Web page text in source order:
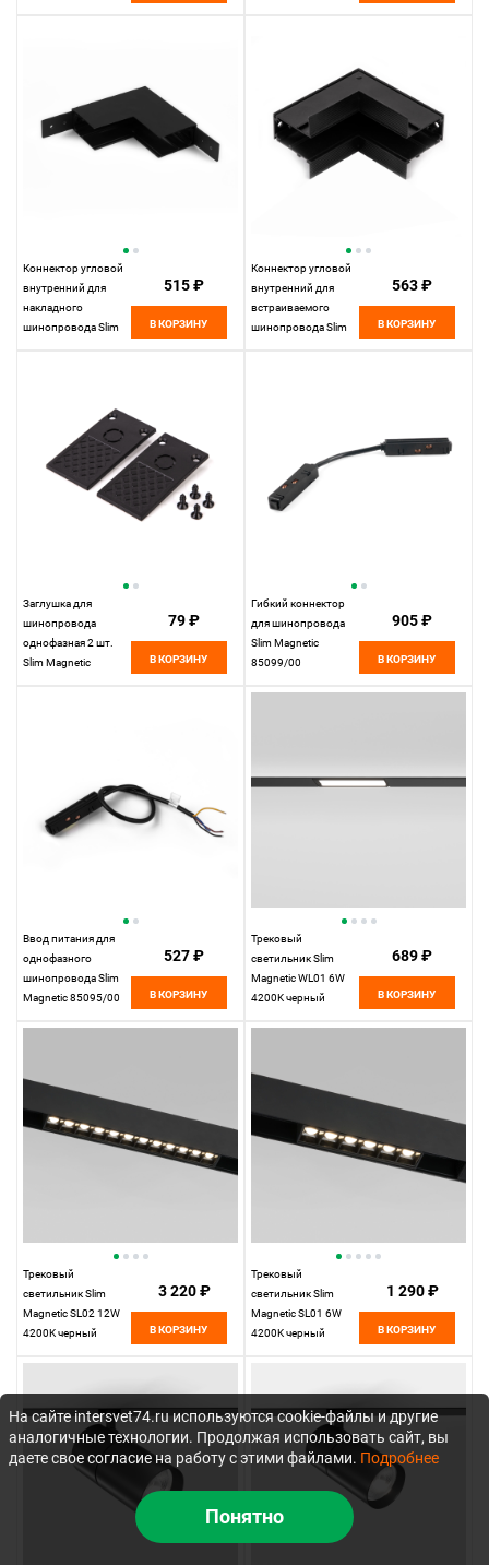
Коннектор угловой
внутренний для
накладного
шинопровода Slim
515 ₽
В КОРЗИНУ
Коннектор угловой
внутренний для
встраиваемого
шинопровода Slim
563 ₽
В КОРЗИНУ
Заглушка для
шинопровода
однофазная 2 шт.
Slim Magnetic
79 ₽
В КОРЗИНУ
Гибкий коннектор
для шинопровода
Slim Magnetic
85099/00
905 ₽
В КОРЗИНУ
Ввод питания для
однофазного
шинопровода Slim
Magnetic 85095/00
527 ₽
В КОРЗИНУ
Трековый
светильник Slim
Magnetic WL01 6W
4200K черный
689 ₽
В КОРЗИНУ
Трековый
светильник Slim
Magnetic SL02 12W
4200K черный
3 220 ₽
В КОРЗИНУ
Трековый
светильник Slim
Magnetic SL01 6W
4200K черный
1 290 ₽
В КОРЗИНУ
На сайте intersvet74.ru используются cookie-файлы и другие
аналогичные технологии. Продолжая использовать сайт, вы
даете свое согласие на работу с этими файлами. Подробнее
Понятно